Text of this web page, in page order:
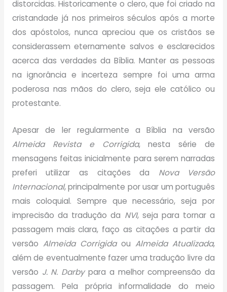
distorcidas. Historicamente o clero, que foi criado na
cristandade já nos primeiros séculos após a morte
dos apóstolos, nunca apreciou que os cristãos se
considerassem eternamente salvos e esclarecidos
acerca das verdades da Bíblia. Manter as pessoas
na ignorância e incerteza sempre foi uma arma
poderosa nas mãos do clero, seja ele católico ou
protestante.
Apesar de ler regularmente a Bíblia na versão
Almeida Revista e Corrigida, nesta série de
mensagens feitas inicialmente para serem narradas
preferi utilizar as citações da Nova Versão
Internacional, principalmente por usar um português
mais coloquial. Sempre que necessário, seja por
imprecisão da tradução da NVI, seja para tornar a
passagem mais clara, faço as citações a partir da
versão Almeida CorrigidaouAlmeida Atualizada,
além de eventualmente fazer uma tradução livre da
versão J. N. Darbypara a melhor compreensão da
passagem. Pela própria informalidade do meio